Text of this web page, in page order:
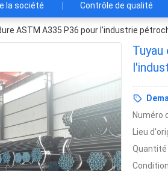
la société Contrôle de qualité
ASTM A335 P36 pour l'industrie
Numéro
Lieu
Quantité